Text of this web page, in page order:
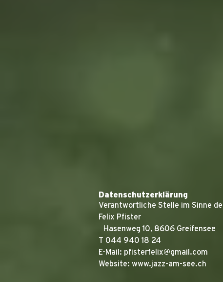
Datenschutzerklärung
Verantwortliche Stelle im Sinne
Felix Pfister
Hasenweg 10, 8606 Greifensee
T 044 940 18 24
E-Mail: pfisterfelix@gmail.com
Website: www.jazz-am-see.ch